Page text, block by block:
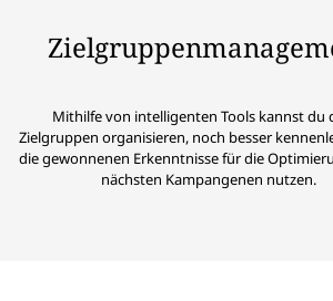
Mithilfe von intelligenten Tools kannst du
Zielgruppen organisieren, noch besser
die gewonnenen Erkenntnisse für die
nächsten Kampangenen nutzen.